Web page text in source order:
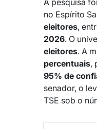
A pesquisa
no Espírito
eleitores,
2026. O
eleitores. A
percentuais,
95% de
senador, o
TSE sob o